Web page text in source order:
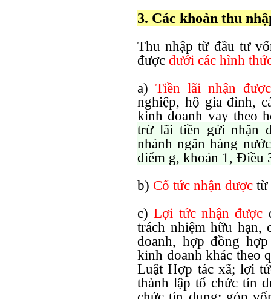
3. Các khoản thu
Thu nhập từ đầu tư
được dưới các hình
a) Tiền lãi nhận được
nghiệp, hộ gia đình,
kinh doanh vay theo
trừ lãi tiền gửi nhận
nhánh ngân hàng
điểm g, khoản 1, Điều
b) Cổ tức nhận được
c)Lợi tức nhận được
trách nhiệm hữu hạn,
doanh, hợp đồng
kinh doanh khác theo
Luật Hợp tác xã; lợi
thành lập tổ chức tín